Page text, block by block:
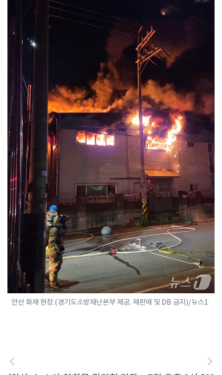
안산 화재 현장.(경기도소방재난본부 제공. 재판매 및 DB 금지)/뉴스1